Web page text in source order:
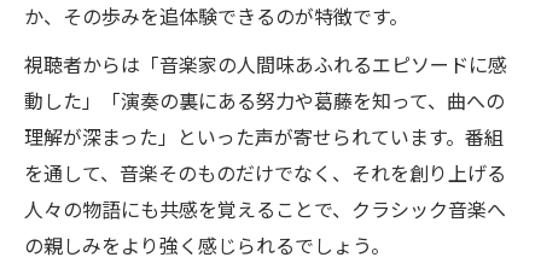
か、その歩みを追体験できるのが特徴です。
視聴者からは「音楽家の人間味あふれるエピソードに感
動した」「演奏の裏にある努力や葛藤を知って、曲への
理解が深まった」といった声が寄せられています。番組
を通して、音楽そのものだけでなく、それを創り上げる
人々の物語にも共感を覚えることで、クラシック音楽へ
の親しみをより強く感じられるでしょう。